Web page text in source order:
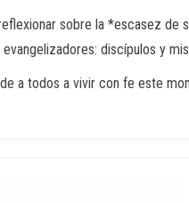
sobre la *escasez
discípulos y
a todos a vivir con fe este